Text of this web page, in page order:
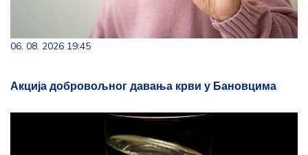
06. 08. 2026 19:45
Акција добровољног давања крви у Бановцима